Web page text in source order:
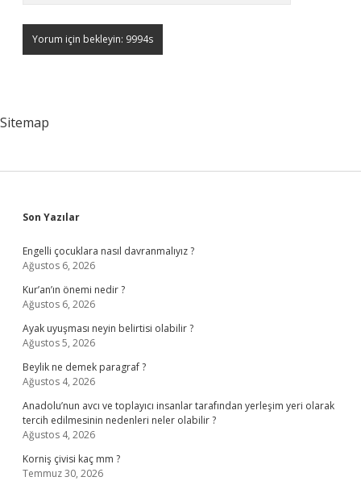
Sitemap
Sidebar
Son Yazılar
Engelli çocuklara nasıl davranmalıyız ?
Ağustos 6, 2026
Kur’an’ın önemi nedir ?
Ağustos 6, 2026
Ayak uyuşması neyin belirtisi olabilir ?
Ağustos 5, 2026
Beylik ne demek paragraf ?
Ağustos 4, 2026
Anadolu’nun avcı ve toplayıcı insanlar tarafından yerleşim yeri olarak
tercih edilmesinin nedenleri neler olabilir ?
Ağustos 4, 2026
Korniş çivisi kaç mm ?
Temmuz 30, 2026